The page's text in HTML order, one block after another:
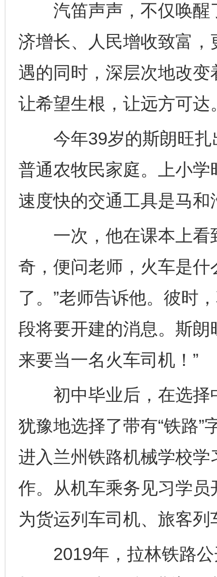
汽笛声声，不仅唤醒
济增长、人民增收致富
遇的同时，深层次地改
让希望生根，让远方可达
今年39岁的斯朗旺扎
普通农牧民家庭。上小
速度快的交通工具是马和
一次，他在课本上看
奇，便问老师，火车是什
了。”老师告诉他。彼时
段将要开建的消息。斯朗
来要当一名火车司机！”
初中毕业后，在选择
犹豫地选择了带有“铁路”
进入兰州铁路机械学校
作。从机车乘务见习学
为货运列车司机、旅客列
2019年，拉林铁路公